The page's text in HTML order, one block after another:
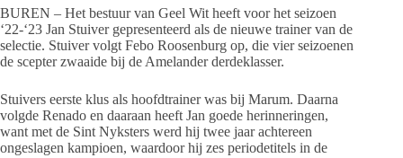
BUREN – Het bestuur van Geel Wit heeft voor het seizoen
‘22-‘23 Jan Stuiver gepresenteerd als de nieuwe trainer van de
selectie. Stuiver volgt Febo Roosenburg op, die vier seizoenen
de scepter zwaaide bij de Amelander derdeklasser.
Stuivers eerste klus als hoofdtrainer was bij Marum. Daarna
volgde Renado en daaraan heeft Jan goede herinneringen,
want met de Sint Nyksters werd hij twee jaar achtereen
ongeslagen kampioen, waardoor hij zes periodetitels in de